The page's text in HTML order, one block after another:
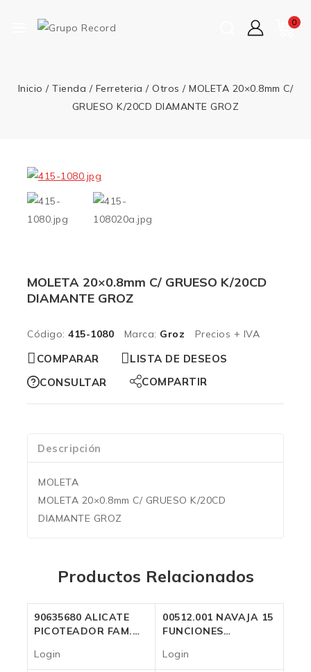
0
Inicio / Tienda / Ferreteria / Otros / MOLETA 20×0.8mm C/
GRUESO K/20CD DIAMANTE GROZ
MOLETA 20×0.8mm C/ GRUESO K/20CD
DIAMANTE GROZ
Código: 415-1080 Marca: Groz Precios + IVA
COMPARAR
LISTA DE DESEOS
CONSULTAR
COMPARTIR
Descripción
MOLETA
MOLETA 20×0.8mm C/ GRUESO K/20CD
DIAMANTE GROZ
Productos Relacionados
90635680 ALICATE
PICOTEADOR FAM.
Login
00512.001 NAVAJA 15
FUNCIONES
Login